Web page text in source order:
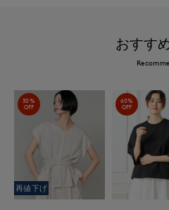
おすす
30%
OFF
再値下げ
60%
OFF